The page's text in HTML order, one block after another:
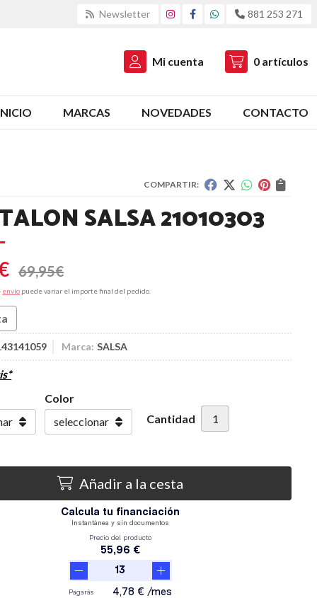
Newsletter 881 253 271
Mi cuenta 0 artículos
MARCAS NOVEDADES CONTACTO
COMPARTIR:
SALSA 21010303
69,95€
envío puede variar el importe final del pedido.
Marca: SALSA
Color
Cantidad
Añadir a la cesta